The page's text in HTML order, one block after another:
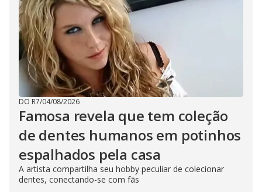
DO R7/04/08/2026
Famosa revela que tem coleção
de dentes humanos em potinhos
espalhados pela casa
A artista compartilha seu hobby peculiar de colecionar
dentes, conectando-se com fãs